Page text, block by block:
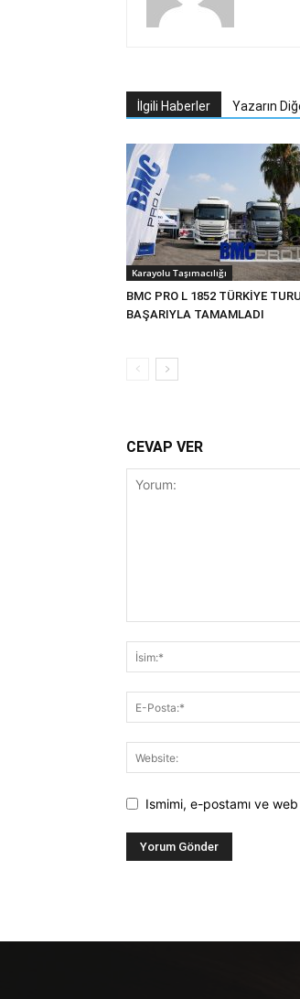
İlgili Haberler Yazarın
Karayolu Taşımacılığı
BMC PRO L 1852 TÜRKİYE
BAŞARIYLA TAMAMLADI
CEVAP VER
Ismimi, e-postamı ve